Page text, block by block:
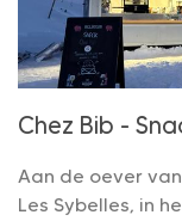
Chez Bib -
Aan de oever
Les Sybelles, in